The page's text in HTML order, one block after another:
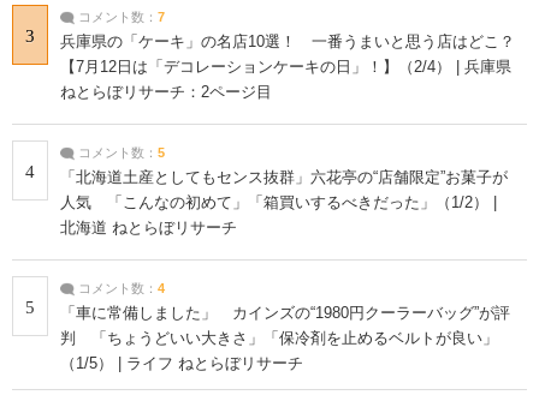
3
コメント数： 7
兵庫県の「ケーキ」の名店10選！ 一番うまいと思う店はどこ？
【7月12日は「デコレーションケーキの日」！】（2/4） | 兵庫県
ねとらぼリサーチ：2ページ目
4
コメント数： 5
「北海道土産としてもセンス抜群」六花亭の“店舗限定”お菓子が
人気 「こんなの初めて」「箱買いするべきだった」（1/2） |
北海道 ねとらぼリサーチ
5
コメント数： 4
「車に常備しました」 カインズの“1980円クーラーバッグ”が評
判 「ちょうどいい大きさ」「保冷剤を止めるベルトが良い」
（1/5） | ライフ ねとらぼリサーチ